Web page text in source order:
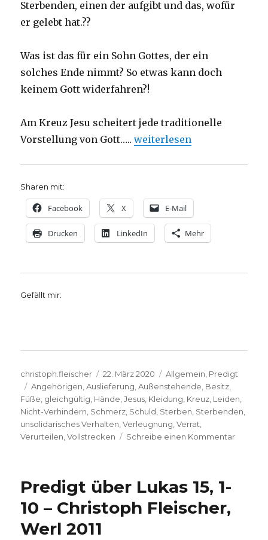
Sterbenden, einen der aufgibt und das, wofür
er gelebt hat.??
Was ist das für ein Sohn Gottes, der ein
solches Ende nimmt? So etwas kann doch
keinem Gott widerfahren?!
Am Kreuz Jesu scheitert jede traditionelle
Vorstellung von Gott…..„Von Gott verlassen?
weiterlesen
Sharen mit:
Facebook X E-Mail
Drucken LinkedIn Mehr
Gefällt mir:
Autor
christoph.fleischer
Veröffentlicht
am
22. März 2020 Kategorien
Allgemein, Predigt
Schlagwörter
Angehörigen,Auslieferung,Außenstehende, Besitz,
Füße, gleichgültig, Hände,Jesus, Kleidung, Kreuz, Leiden,
Nicht-Verhindern, Schmerz, Schuld, Sterben, Sterbenden,
unsolidarisches Verhalten,Verleugnung,Verrat,
Verurteilen,Vollstrecken Schreibe einen Kommentarzu
Predigt über Lukas 15, 1-
10 – Christoph Fleischer,
Werl 2011